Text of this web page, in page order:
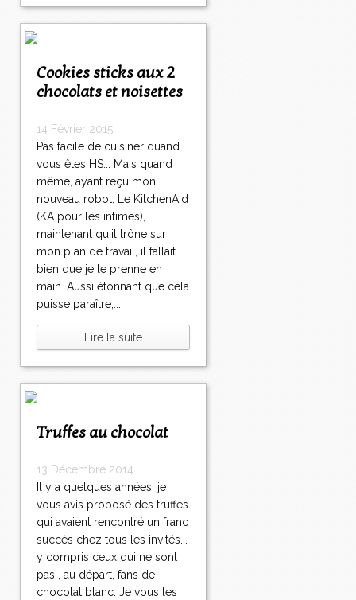
Cookies sticks aux 2
chocolats et noisettes
14 Février 2015
Pas facile de cuisiner quand
vous êtes HS... Mais quand
même, ayant reçu mon
nouveau robot. Le KitchenAid
(KA pour les intimes),
maintenant qu'il trône sur
mon plan de travail, il fallait
bien que je le prenne en
main. Aussi étonnant que cela
puisse paraître,...
Lire la suite
Truffes au chocolat
13 Décembre 2014
Il y a quelques années, je
vous avis proposé des truffes
qui avaient rencontré un franc
succès chez tous les invités...
y compris ceux qui ne sont
pas , au départ, fans de
chocolat blanc. Je vous les